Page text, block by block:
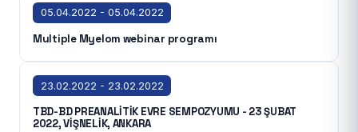
05.04.2022 - 05.04.2022
Multiple Myelom webinar programı
23.02.2022 - 23.02.2022
TBD-BD PREANALİTİK EVRE SEMPOZYUMU - 23 ŞUBAT
2022, VİŞNELİK, ANKARA